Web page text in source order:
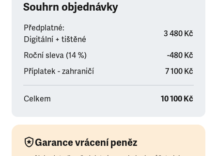
Souhrn objednávky
Předplatné:
Digitální + tištěné
3 480 Kč
Roční sleva (14 %)
-480 Kč
Příplatek - zahraničí
7 100 Kč
Celkem 10 100 Kč
Garance vrácení peněz